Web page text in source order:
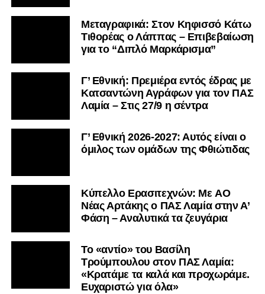
Μεταγραφικά: Στον Κηφισσό Κάτω
Τιθορέας ο Λάππας – Επιβεβαίωση
για το “Διπλό Μαρκάρισμα”
Γ’ Εθνική: Πρεμιέρα εντός έδρας με
Κατσαντώνη Αγράφων για τον ΠΑΣ
Λαμία – Στις 27/9 η σέντρα
Γ’ Εθνική 2026-2027: Αυτός είναι ο
όμιλος των ομάδων της Φθιώτιδας
Kύπελλο Ερασιτεχνών: Με AO
Nέας Αρτάκης ο ΠΑΣ Λαμία στην Α’
Φάση – Αναλυτικά τα ζευγάρια
Το «αντίο» του Βασίλη
Τρούμπουλου στον ΠΑΣ Λαμία:
«Κρατάμε τα καλά και προχωράμε.
Ευχαριστώ για όλα»